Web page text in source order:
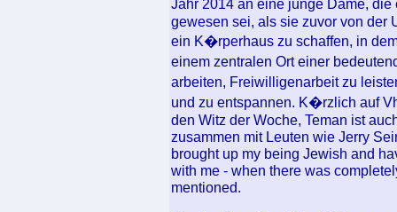
Jahr 2014 an eine junge Dame,
gewesen sei, als sie zuvor von der
ein K�rperhaus zu schaffen, in
einem zentralen Ort einer
arbeiten, Freiwilligenarbeit zu
und zu entspannen. K�rzlich auf
den Witz der Woche, Teman ist
zusammen mit Leuten wie Jerry
brought up my being Jewish and
with me - when there was
mentioned.